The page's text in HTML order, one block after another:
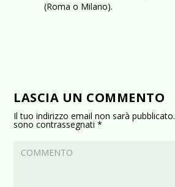
(Roma o Milano).
LASCIA UN COMMENTO
Il tuo indirizzo email non sarà pubblicato.
sono contrassegnati*